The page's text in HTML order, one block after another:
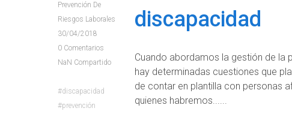
Prevención De
Riesgos Laborales
30/04/2018
0 Comentarios
NaN Compartido
discapacidad
prevención
discapacidad
Cuando abordamos la gestión de la
hay determinadas cuestiones que
de contar en plantilla con personas
quienes habremos...